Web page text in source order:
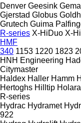
Denver Geesink
Gjerstad Globus
Grutech Guima
R-series X-HiDuo X-
HMF
340 1153 1220 1823
HNH Engineering
Citymaster
Haldex Haller Hamm
Hertoghs Hilltip
R-series
Hydrac Hydramet
922